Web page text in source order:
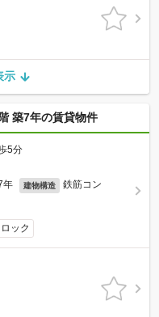
示
築7年の賃貸物件
5分
年 建物構造 鉄筋コン
ック